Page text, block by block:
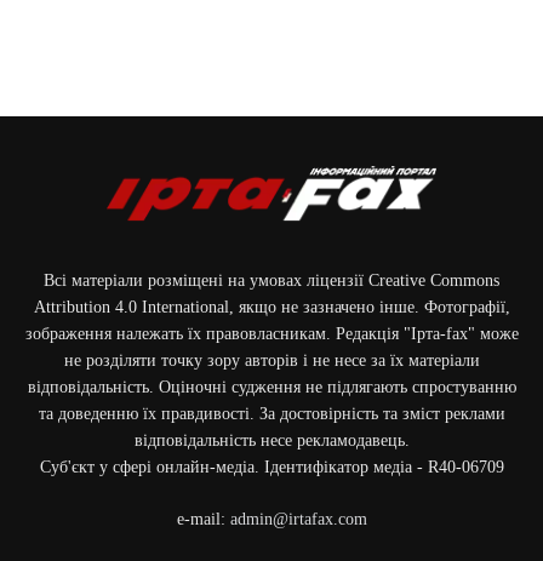
Всі матеріали розміщені на умовах ліцензії Creative Commons
Attribution 4.0 International, якщо не зазначено інше. Фотографії,
зображення належать їх правовласникам. Редакція "Ірта-fax" може
не розділяти точку зору авторів і не несе за їх матеріали
відповідальність. Оціночні судження не підлягають спростуванню
та доведенню їх правдивості. За достовірність та зміст реклами
відповідальність несе рекламодавець.
Cуб'єкт у сфері онлайн-медіа. Ідентифікатор медіа - R40-06709
e-mail: admin@irtafax.com